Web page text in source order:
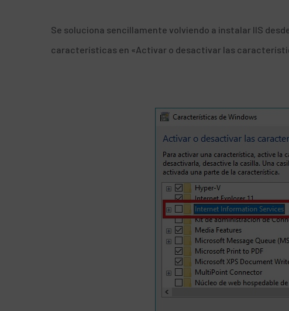
Se soluciona sencillamente volviendo a instalar IIS
características en «Activar o desactivar las